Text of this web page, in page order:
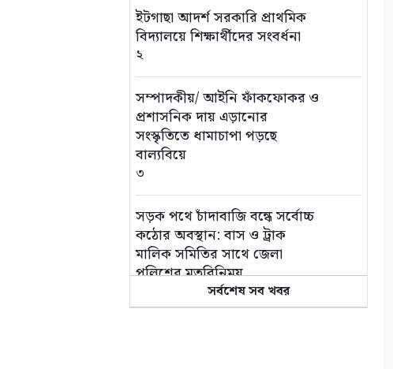
শ্যামনগরে দুস্থ ও প্রতিবন্ধীদের
মাঝে অনুদানের চেক বিতরণ
১০
ইটগাছা আদর্শ সরকারি প্রাথমিক
বিদ্যালয়ে শিক্ষার্থীদের সংবর্ধনা
২
সম্পাদকীয়/ আইনি ফাঁকফোকর ও
প্রশাসনিক দায় এড়ানোর
সংস্কৃতিতে ধামাচাপা পড়ছে
বাল্যবিয়ে
৩
সড়ক পথে চাঁদাবাজি বন্ধে সর্বোচ্চ
কঠোর অবস্থান: বাস ও ট্রাক
মালিক সমিতির সাথে জেলা
পুলিশের মতবিনিময়
সর্বশেষ সব খবর